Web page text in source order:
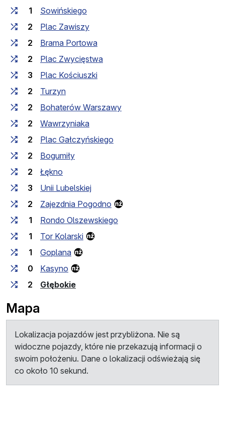
1
Sowińskiego
2
Plac Zawiszy
2
Brama Portowa
2
Plac Zwycięstwa
3
Plac Kościuszki
2
Turzyn
2
Bohaterów Warszawy
2
Wawrzyniaka
2
Plac Gałczyńskiego
2
Bogumiły
2
Łękno
3
Unii Lubelskiej
2
Zajezdnia Pogodno
1
Rondo Olszewskiego
1
Tor Kolarski
1
Goplana
0
Kasyno
2
Głębokie(przystanek końcowy)
Mapa
Lokalizacja pojazdów jest przybliżona. Nie są
widoczne pojazdy, które nie przekazują informacji o
swoim położeniu. Dane o lokalizacji odświeżają się
co około 10 sekund.